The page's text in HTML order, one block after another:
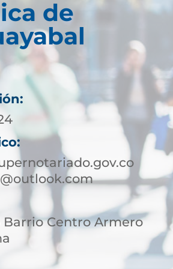
de
Barrio Centro Armero